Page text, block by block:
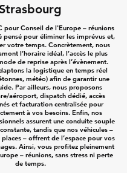
Strasbourg
pour Conseil de l'Europe – réunions
pensé pour éliminer les imprévus et,
votre temps. Concrètement, nous
l’horaire idéal, l’accès le plus
de reprise après l’évènement.
la logistique en temps réel
météo) afin de garantir une
Par ailleurs, nous proposons
aéroport, dispatch dédié, accès
et facturation centralisée pour
à vos besoins. Enfin, nos
assurent une conduite souple
tandis que nos véhicules –
– offrent de l’espace pour vos
Ainsi, vous profitez pleinement
– réunions, sans stress ni perte
de temps.